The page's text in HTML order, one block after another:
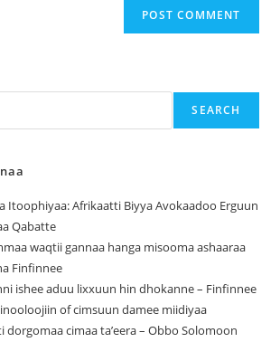
SEARCH
Itoophiyaa: Afrikaatti Biyya Avokaadoo Erguun
Qabatte
waqtii gannaa hanga misooma ashaaraa
Finfinnee
ishee aduu lixxuun hin dhokanne – Finfinnee
of cimsuun damee miidiyaa
cimaa ta’eera – Obbo Solomoon